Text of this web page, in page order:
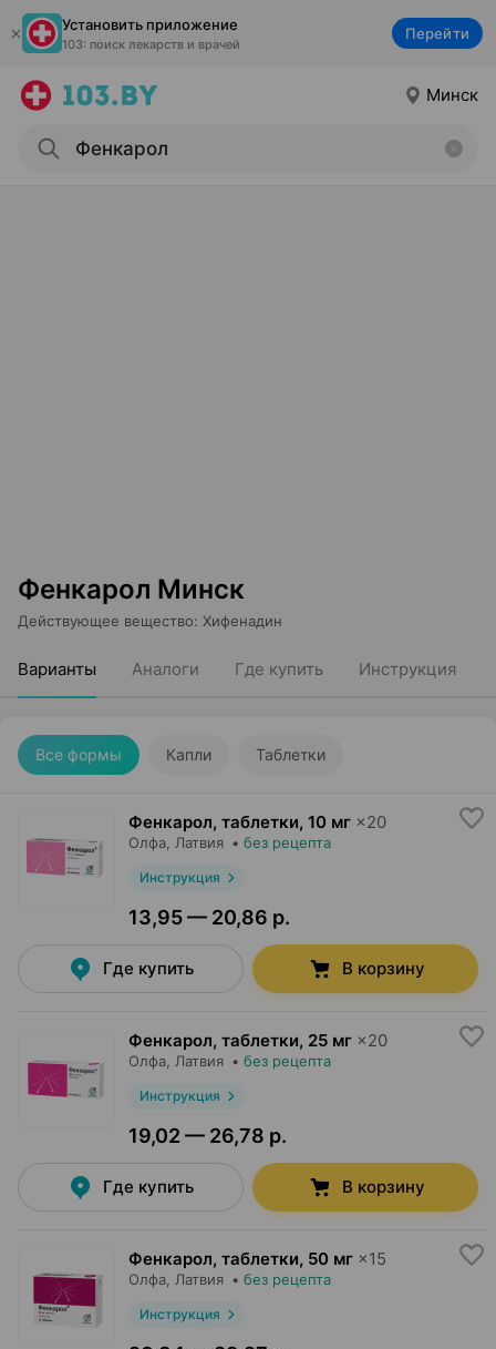
Установить приложение
103: поиск лекарств и врачей
Перейти
Минск
Фенкарол Минск
Действующее вещество: Хифенадин
Варианты Аналоги Где купить Инструкция
Все формы Капли Таблетки
Фенкарол, таблетки, 10 мг ×20
Олфа , Латвия • без рецепта
Инструкция
13,95 — 20,86 р.
Где купить В корзину
Фенкарол, таблетки, 25 мг ×20
Олфа , Латвия • без рецепта
Инструкция
19,02 — 26,78 р.
Где купить В корзину
Фенкарол, таблетки, 50 мг ×15
Олфа , Латвия • без рецепта
Инструкция